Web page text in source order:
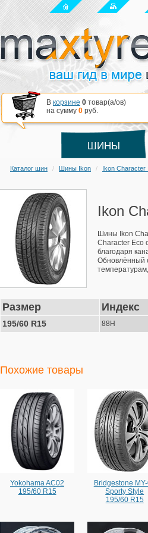
В корзине 0 товар(a/ов)
на сумму 0 руб.
ШИНЫ
Каталог шин Шины Ikon Ikon Character
Ikon
Шины Ikon
Character Eco
благодаря
Обновлённый
Размер Индекс
195/60 R15 88H
Похожие товары
Yokohama AC02
195/60 R15
Bridgestone
Sporty Style
195/60 R15